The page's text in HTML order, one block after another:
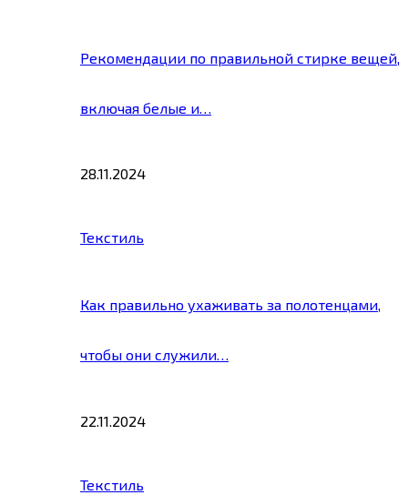
Рекомендации по правильной стирке вещей,
включая белые и…
28.11.2024
Текстиль
Как правильно ухаживать за полотенцами,
чтобы они служили…
22.11.2024
Текстиль